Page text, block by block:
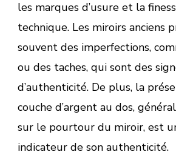
les marques d’usure et la
technique. Les miroirs anciens
souvent des imperfections,
ou des taches, qui sont des
d’authenticité. De plus, la
couche d’argent au dos,
sur le pourtour du miroir, est
indicateur de son authenticité.